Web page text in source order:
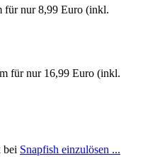
für nur 8,99 Euro (inkl.
für nur 16,99 Euro (inkl.
bei Snapfish einzulösen ...